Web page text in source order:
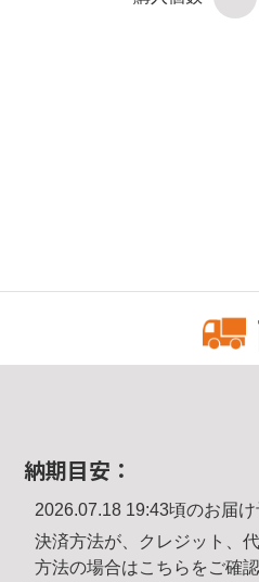
納期目安：
2026.07.18 19:43頃のお届け
決済方法が、クレジット、
方法の場合はこちら をご確